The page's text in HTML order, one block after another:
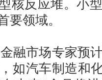
核反应堆。小
要领域。
市场专家预计
如汽车制造和